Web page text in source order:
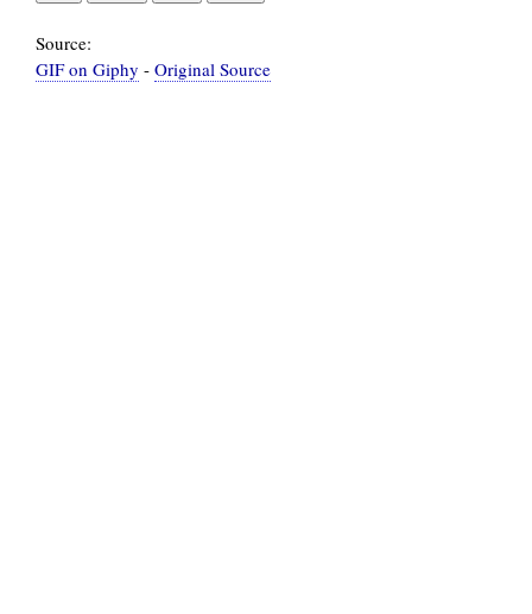
Source:
GIF on Giphy - Original Source